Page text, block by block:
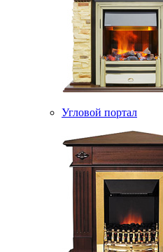
Угловой портал